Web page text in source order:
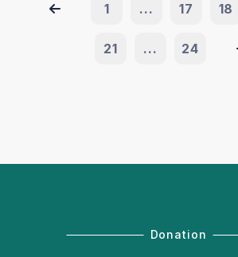
1 ... 17 18
21 ... 24
Donation